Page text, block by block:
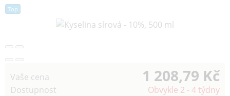
Top
Vaše cena 1 208,79 Kč
Dostupnost Obvykle 2 - 4 týdny